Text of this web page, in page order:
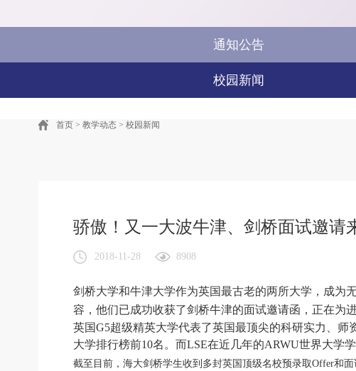
通知公告
校园新闻
首页> 教学动态> 校园新闻
骄傲！又一大波牛津、剑桥面试邀
2018-11-28 8908
剑桥大学和牛津大学作为英国最古老的两所大学，成为
容，他们已成功收获了剑桥牛津的面试邀请函，正在为
英国G5超级精英大学代表了英国最顶尖的科研实力、
大学排行榜前10名。而LSE在近几年的ARWU世界大学
截至目前，海大剑桥学生收到多封英国顶级名校预录取Offer和